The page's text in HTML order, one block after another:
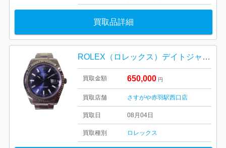
買取品詳細
ROLEX（ロレックス）デイトジャストⅡ 116334 ネイビー文字盤
買取金額 650,000 円
買取店舗 さすがや赤羽駅西口店
買取日 08月04日
買取種別 ロレックス